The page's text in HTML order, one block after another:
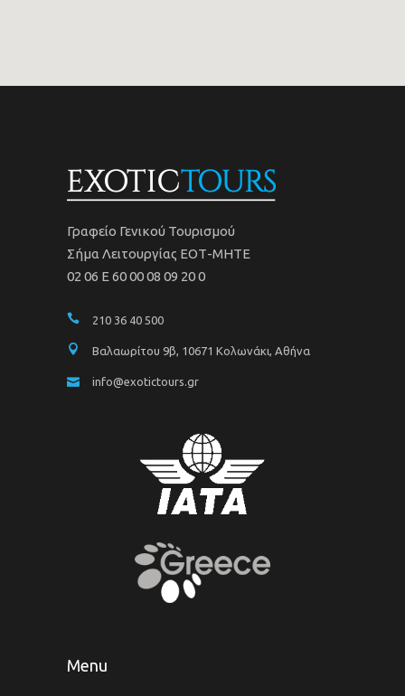
Γραφείο Γενικού Τουρισμού
Σήμα Λειτουργίας ΕΟΤ-ΜΗΤΕ
02 06 Ε 60 00 08 09 20 0
210 36 40 500
Βαλαωρίτου 9β, 10671 Κολωνάκι, Αθήνα
info@exotictours.gr
Menu